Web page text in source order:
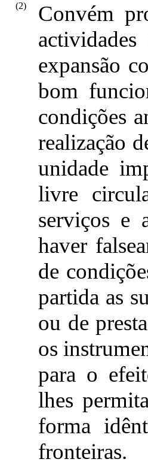
(2)
Convém
expansão
bom
condições
realização
unidade
livre
serviços e
haver
de
partida as
ou de
os
para o
lhes
forma
fronteiras.